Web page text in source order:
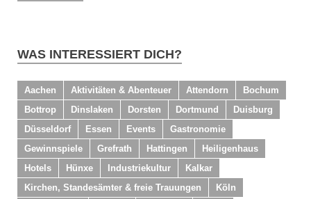
WAS INTERESSIERT DICH?
Aachen Aktivitäten & Abenteuer Attendorn
Bochum
Bottrop
Dinslaken Dorsten Dortmund
Duisburg
Düsseldorf
Essen Events
Gastronomie
Gewinnspiele
Grefrath Hattingen
Heiligenhaus
Hotels
Hünxe Industriekultur
Kalkar
Kirchen, Standesämter & freie Trauungen
Köln